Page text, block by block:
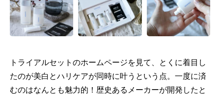
トライアルセットのホームページを見て、とくに着目し
たのが美白とハリケアが同時に叶うという点。一度に済
むのはなんとも魅力的！歴史あるメーカーが開発したと